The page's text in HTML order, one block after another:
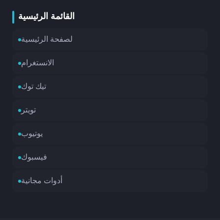
القائمة الرئيسية
لصفحة الرئيسية
الانستغرام
تيك توك
تويتر
يوتيوب
فيسبوك
أدوات مجانية